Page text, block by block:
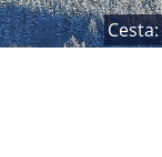
Cesta: